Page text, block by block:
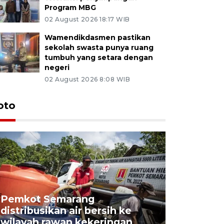
Program MBG
02 August 2026 18:17 WIB
Wamendikdasmen pastikan
sekolah swasta punya ruang
tumbuh yang setara dengan
negeri
02 August 2026 8:08 WIB
Pemkot Semarang
distribusikan air bersih ke